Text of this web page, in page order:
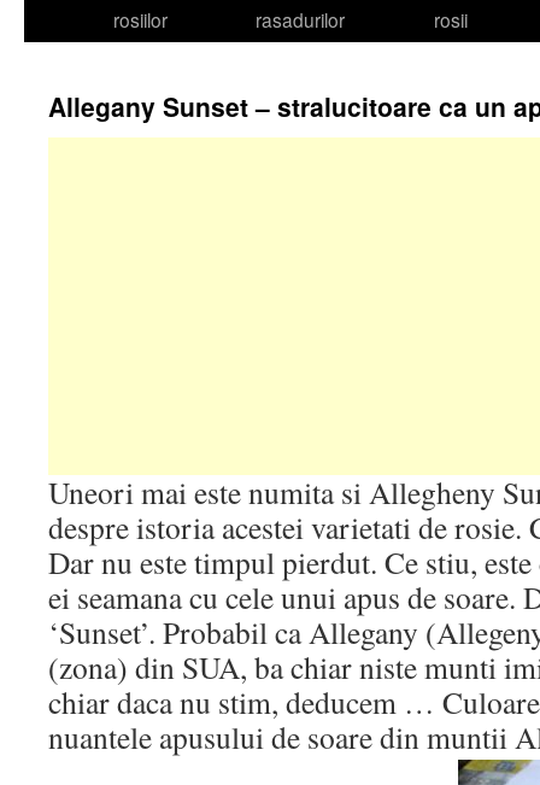
rosiilor
rasadurilor
rosii
Allegany Sunset – stralucitoare ca un
Uneori mai este numita si Allegheny
despre istoria acestei varietati de rosie.
Dar nu este timpul pierdut. Ce stiu,
ei seamana cu cele unui apus de soare.
‘Sunset’. Probabil ca Allegany
(zona) din SUA, ba chiar niste munti
chiar daca nu stim, deducem …
nuantele apusului de soare din muntii